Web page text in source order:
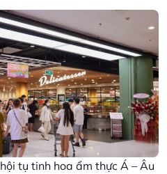
tụ tinh hoa ẩm thực Á – Âu